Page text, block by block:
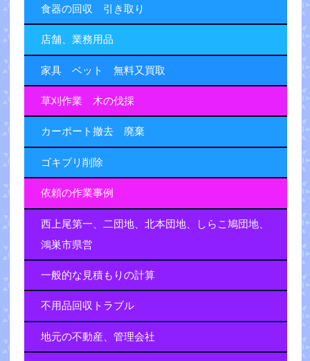
食器の回収 引き取り
店舗、業務用品
家具 ベット 無料又買取
草刈作業 木の伐採
カーポート撤去 廃棄
ゴキブリ削除
依頼の作業事例
西上尾第一、二団地、北本団地、しらこ鳩団地、
鴻巣市県営
一般的な見積もりの計算
不用品回収トラブル
地元の不動産、管理会社